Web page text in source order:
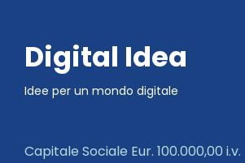
Digital Idea
Idee per un mondo digitale
Capitale Sociale Eur. 100.000,00 i.v.